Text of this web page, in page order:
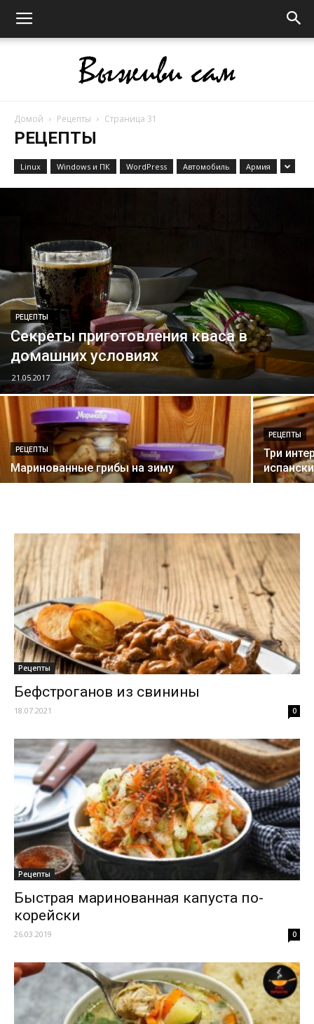
Домой Рецепты Страница 31
РЕЦЕПТЫ
Linux Windows и ПК WordPress Автомобиль Армия
РЕЦЕПТЫ
Секреты приготовления кваса в
домашних условиях
21.05.2017
РЕЦЕПТЫ
Маринованные грибы на зиму
РЕЦЕПТЫ
Три
Рецепты
Бефстроганов из свинины
18.07.2021 0
Рецепты
Быстрая маринованная капуста по-
корейски
26.03.2019 0